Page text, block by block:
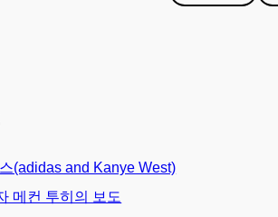
(adidas and Kanye West)
메컨 투히의 보도